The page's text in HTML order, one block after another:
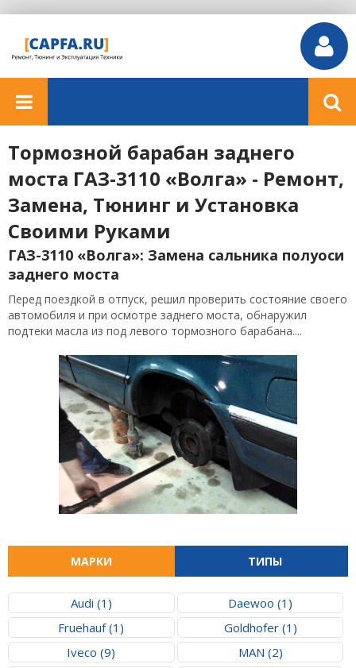
Тормозной барабан заднего
моста ГАЗ-3110 «Волга» - Ремонт,
Замена, Тюнинг и Установка
Своими Руками
ГАЗ-3110 «Волга»: Замена сальника полуоси
заднего моста
Перед поездкой в отпуск, решил проверить состояние своего
автомобиля и при осмотре заднего моста, обнаружил
подтеки масла из под левого тормозного барабана....
МАРКИ ТИПЫ
Audi (1)
Daewoo (1)
Fruehauf (1)
Goldhofer (1)
Iveco (9)
MAN (2)